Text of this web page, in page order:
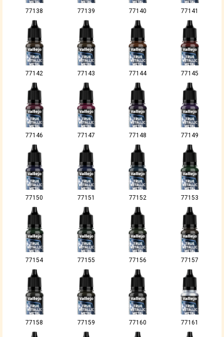
77138 77139 77140 77141
77142 77143 77144 77145
77146 77147 77148 77149
77150 77151 77152 77153
77154 77155 77156 77157
77158 77159 77160 77161